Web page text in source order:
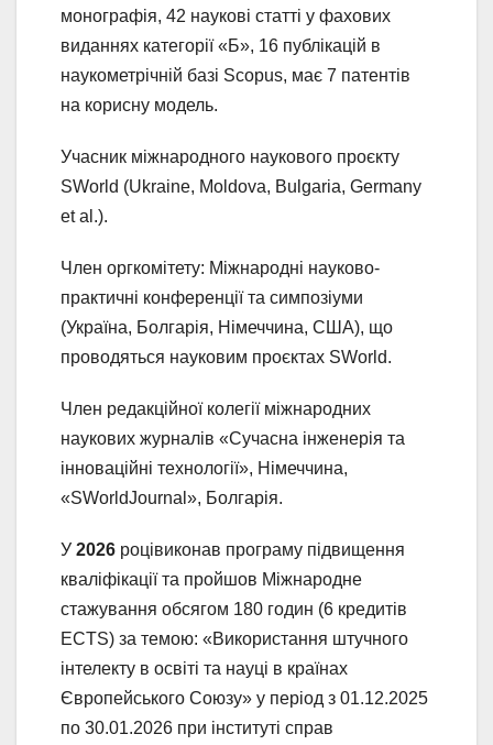
монографія, 42 наукові статті у фахових
виданнях категорії «Б», 16 публікацій в
наукометрічній базі Scopus, має 7 патентів
на корисну модель.
Учасник міжнародного наукового проєкту
SWorld (Ukraine, Moldova, Bulgaria, Germany
et al.).
Член оргкомітету: Міжнародні науково-
практичні конференції та симпозіуми
(Україна, Болгарія, Німеччина, США), що
проводяться науковим проєктах SWorld.
Член редакційної колегії міжнародних
наукових журналів «Сучасна інженерія та
інноваційні технології», Німеччина,
«SWorldJournal», Болгарія.
У 2026 роцівиконав програму підвищення
кваліфікації та пройшов Міжнародне
стажування обсягом 180 годин (6 кредитів
ECTS) за темою: «Використання штучного
інтелекту в освіті та науці в країнах
Європейського Союзу» у період з 01.12.2025
по 30.01.2026 при інституті справ